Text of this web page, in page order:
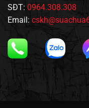
SĐT: 0964.308.308
Email: